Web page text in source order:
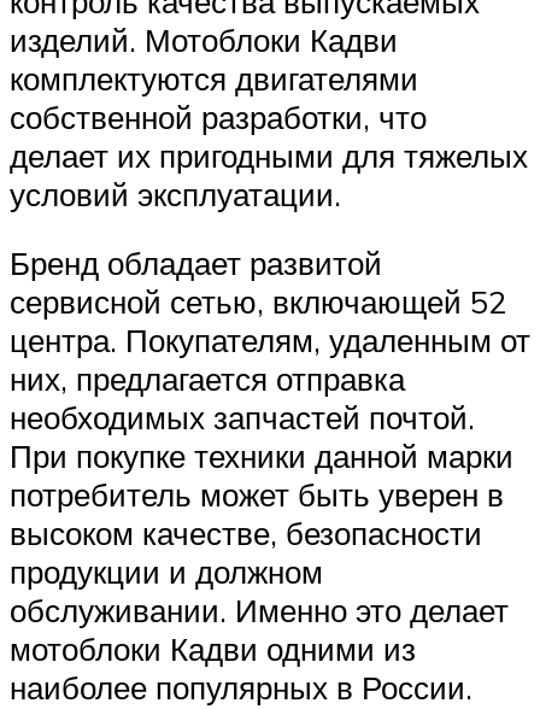
изделий. Мотоблоки Кадви
комплектуются двигателями
собственной разработки, что
делает их пригодными для тяжелых
условий эксплуатации.
Бренд обладает развитой
сервисной сетью, включающей 52
центра. Покупателям, удаленным от
них, предлагается отправка
необходимых запчастей почтой.
При покупке техники данной марки
потребитель может быть уверен в
высоком качестве, безопасности
продукции и должном
обслуживании. Именно это делает
мотоблоки Кадви одними из
наиболее популярных в России.